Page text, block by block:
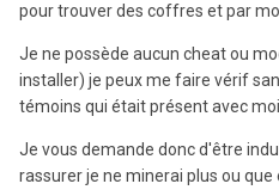
pour trouver des coffres et par
Je ne possède aucun cheat ou
installer) je peux me faire vérif
témoins qui était présent avec
Je vous demande donc d'être
rassurer je ne minerai plus ou que